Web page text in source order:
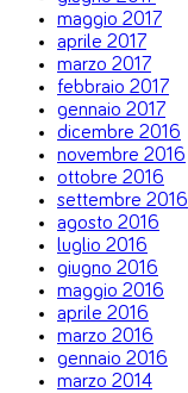
maggio 2017
aprile 2017
marzo 2017
febbraio 2017
gennaio 2017
dicembre 2016
novembre 2016
ottobre 2016
settembre 2016
agosto 2016
luglio 2016
giugno 2016
maggio 2016
aprile 2016
marzo 2016
gennaio 2016
marzo 2014